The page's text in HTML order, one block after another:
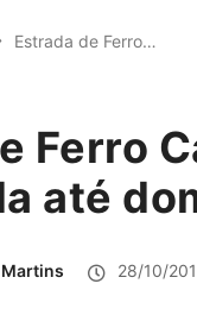
Estrada de Ferro…
Ferro
até
Martins 28/10/